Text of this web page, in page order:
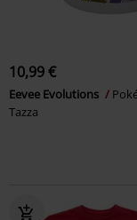
10,99 €
Eevee Evolutions
Tazza